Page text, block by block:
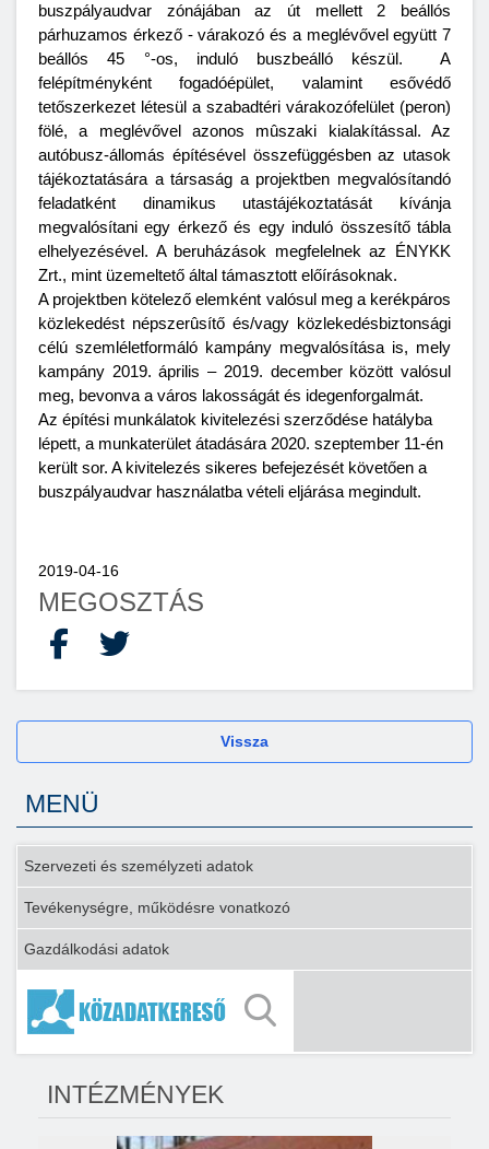
buszpályaudvar zónájában az út mellett 2 beállós
párhuzamos érkező - várakozó és a meglévővel együtt 7
beállós 45 °-os, induló buszbeálló készül. A
felépítményként fogadóépület, valamint esővédő
tetőszerkezet létesül a szabadtéri várakozófelület (peron)
fölé, a meglévővel azonos mûszaki kialakítással. Az
autóbusz-állomás építésével összefüggésben az utasok
tájékoztatására a társaság a projektben megvalósítandó
feladatként dinamikus utastájékoztatását kívánja
megvalósítani egy érkező és egy induló összesítő tábla
elhelyezésével. A beruházások megfelelnek az ÉNYKK
Zrt., mint üzemeltető által támasztott előírásoknak.
A projektben kötelező elemként valósul meg a kerékpáros
közlekedést népszerûsítő és/vagy közlekedésbiztonsági
célú szemléletformáló kampány megvalósítása is, mely
kampány 2019. április – 2019. december között valósul
meg, bevonva a város lakosságát és idegenforgalmát.
Az építési munkálatok kivitelezési szerződése hatályba
lépett, a munkaterület átadására 2020. szeptember 11-én
került sor. A kivitelezés sikeres befejezését követően a
buszpályaudvar használatba vételi eljárása megindult.
2019-04-16
MEGOSZTÁS
Facebook
X
Vissza
MENÜ
Szervezeti és személyzeti adatok
Tevékenységre, működésre vonatkozó
Gazdálkodási adatok
INTÉZMÉNYEK